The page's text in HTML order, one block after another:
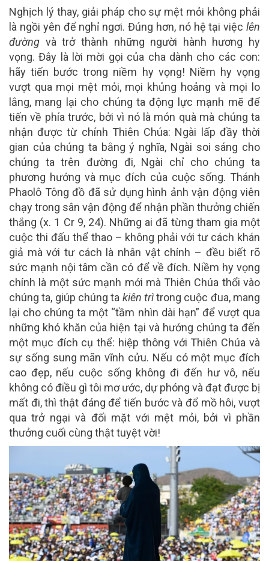
Nghịch lý thay, giải pháp cho sự mệt mỏi không phải
là ngồi yên để nghỉ ngơi. Đúng hơn, nó hệ tại việc lên
đường và trở thành những người hành hương hy
vọng. Đây là lời mời gọi của cha dành cho các con:
hãy tiến bước trong niềm hy vọng! Niềm hy vọng
vượt qua mọi mệt mỏi, mọi khủng hoảng và mọi lo
lắng, mang lại cho chúng ta động lực mạnh mẽ để
tiến về phía trước, bởi vì nó là món quà mà chúng ta
nhận được từ chính Thiên Chúa: Ngài lấp đầy thời
gian của chúng ta bằng ý nghĩa, Ngài soi sáng cho
chúng ta trên đường đi, Ngài chỉ cho chúng ta
phương hướng và mục đích của cuộc sống. Thánh
Phaolô Tông đồ đã sử dụng hình ảnh vận động viên
chạy trong sân vận động để nhận phần thưởng chiến
thắng (x. 1 Cr 9, 24). Những ai đã từng tham gia một
cuộc thi đấu thể thao – không phải với tư cách khán
giả mà với tư cách là nhân vật chính – đều biết rõ
sức mạnh nội tâm cần có để về đích. Niềm hy vọng
chính là một sức mạnh mới mà Thiên Chúa thổi vào
chúng ta, giúp chúng ta kiên trìtrong cuộc đua, mang
lại cho chúng ta một “tầm nhìn dài hạn” để vượt qua
những khó khăn của hiện tại và hướng chúng ta đến
một mục đích cụ thể: hiệp thông với Thiên Chúa và
sự sống sung mãn vĩnh cửu. Nếu có một mục đích
cao đẹp, nếu cuộc sống không đi đến hư vô, nếu
không có điều gì tôi mơ ước, dự phóng và đạt được bị
mất đi, thì thật đáng để tiến bước và đổ mồ hôi, vượt
qua trở ngại và đối mặt với mệt mỏi, bởi vì phần
thưởng cuối cùng thật tuyệt vời!